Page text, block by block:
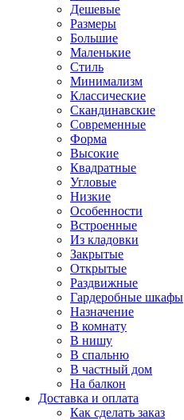
Дешевые
Размеры
Большие
Маленькие
Стиль
Минимализм
Классические
Скандинавские
Современные
Форма
Высокие
Квадратные
Угловые
Низкие
Особенности
Встроенные
Из кладовки
Закрытые
Открытые
Раздвижные
Гардеробные шкафы
Назначение
В комнату
В нишу
В спальню
В частный дом
На балкон
Доставка и оплата
Как сделать заказ